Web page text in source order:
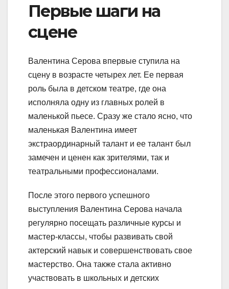
Первые шаги на
сцене
Валентина Серова впервые ступила на
сцену в возрасте четырех лет. Ее первая
роль была в детском театре, где она
исполняла одну из главных ролей в
маленькой пьесе. Сразу же стало ясно, что
маленькая Валентина имеет
экстраординарный талант и ее талант был
замечен и ценен как зрителями, так и
театральными профессионалами.
После этого первого успешного
выступления Валентина Серова начала
регулярно посещать различные курсы и
мастер-классы, чтобы развивать свой
актерский навык и совершенствовать свое
мастерство. Она также стала активно
участвовать в школьных и детских